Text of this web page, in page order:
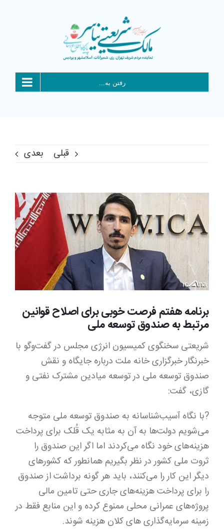
رفتن به...
قبلی بعدی
View
Larger
Image
برنامه هفتم فرصت خوبی برای اصلاح قوانین
مرتبط به صندوق توسعه ملی
شریعتی سخنگوی کمیسیون انرژی مجلس در گفت‌وگو با
خبرنگار خبرگزاری خانه ملت درباره جایگاه و نقش
صندوق توسعه ملی در توسعه میادین مشترک نفتی و
گازی، گفت:
?با نگاه آسیب‌شناسانه به صندوق توسعه ملی متوجه
می‌شویم دولت‌ها به آن به مثابه یک قُلک برای پرداخت
هزینه‌های خود نگاه می‌کردند اما اگر این صندوق را
ثروت ملی کشور در نظر بگیریم همانطور که کشورهای
دیگر این کار را می‌کنند، باید هر گونه برداشت از صندوق
را برای پرداخت هزینه‌های جاری حتی تامین مالی
پروژه‌های عمرانی محلی ممنوع کرده و این منابع فقط در
زمینه سرمایه‌گذاری های کلان هزینه شوند.